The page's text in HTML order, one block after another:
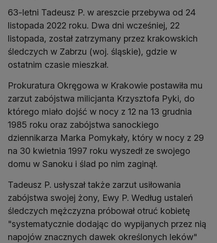
63-letni Tadeusz P. w areszcie przebywa od 24
listopada 2022 roku. Dwa dni wcześniej, 22
listopada, został zatrzymany przez krakowskich
śledczych w Zabrzu (woj. śląskie), gdzie w
ostatnim czasie mieszkał.
Prokuratura Okręgowa w Krakowie postawiła mu
zarzut zabójstwa milicjanta Krzysztofa Pyki, do
którego miało dojść w nocy z 12 na 13 grudnia
1985 roku oraz zabójstwa sanockiego
dziennikarza Marka Pomykały, który w nocy z 29
na 30 kwietnia 1997 roku wyszedł ze swojego
domu w Sanoku i ślad po nim zaginął.
Tadeusz P. usłyszał także zarzut usiłowania
zabójstwa swojej żony, Ewy P. Według ustaleń
śledczych mężczyzna próbował otruć kobietę
"systematycznie dodając do wypijanych przez nią
napojów znacznych dawek określonych leków"